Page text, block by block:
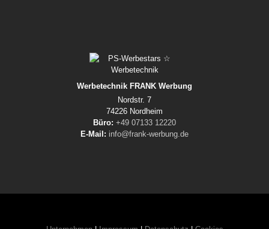
Werbetechnik FRANK Werbung
Nordstr. 7
74226 Nordheim
Büro: +49 07133 12220
E-Mail: info@frank-werbung.de